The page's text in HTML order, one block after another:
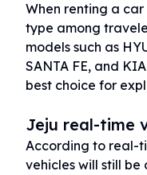
When renting a
type among
models such as
SANTA FE, and
best choice for
Jeju real-time
According to real-
vehicles will still